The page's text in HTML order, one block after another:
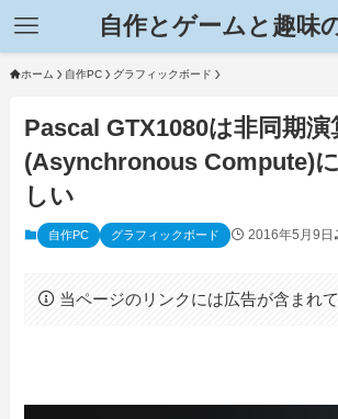
自作とゲームと趣味
ホーム 自作PC グラフィックボード
Pascal GTX1080は非同期演
(Asynchronous Compute)
しい
自作PC グラフィックボード 2016年5月9日
当ページのリンクには広告が含まれて